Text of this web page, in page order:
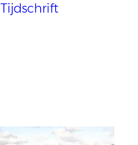
Tijdschrift